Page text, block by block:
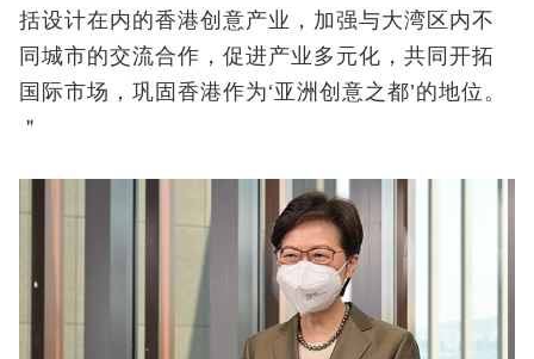
括设计在内的香港创意产业，加强与大湾区内不
同城市的交流合作，促进产业多元化，共同开拓
国际市场，巩固香港作为‘亚洲创意之都’的地位。
＂